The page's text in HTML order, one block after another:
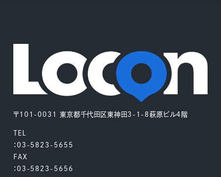
〒101-0031 東京都千代田区東神田3-1-8萩原ビル4階
TEL
：03-5823-5655
FAX
：03-5823-5656